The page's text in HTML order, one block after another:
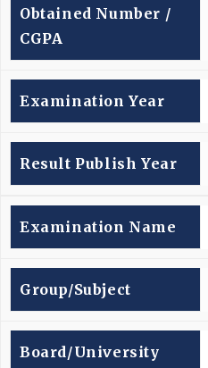
Obtained Number /
CGPA
Examination Year
Result Publish Year
Examination Name
Group/subject
Board/university